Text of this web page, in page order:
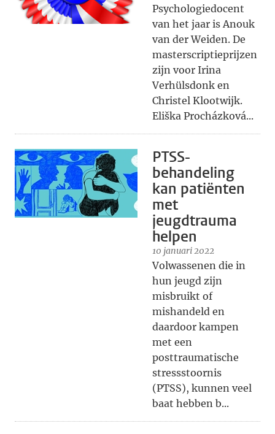
Psychologiedocent
van het jaar is Anouk
van der Weiden. De
masterscriptieprijzen
zijn voor Irina
Verhülsdonk en
Christel Klootwijk.
Eliška Procházková...
PTSS-
behandeling
kan patiënten
met
jeugdtrauma
helpen
10 januari 2022
Volwassenen die in
hun jeugd zijn
misbruikt of
mishandeld en
daardoor kampen
met een
posttraumatische
stressstoornis
(PTSS), kunnen veel
baat hebben b...